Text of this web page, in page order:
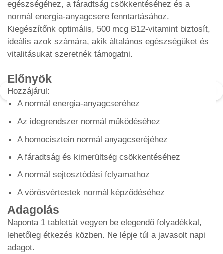
egészségéhez, a fáradtság csökkentéséhez és a
normál energia-anyagcsere fenntartásához.
Kiegészítőnk optimális, 500 mcg B12-vitamint biztosít,
ideális azok számára, akik általános egészségüket és
vitalitásukat szeretnék támogatni.
Előnyök
Hozzájárul:
A normál energia-anyagcseréhez
Az idegrendszer normál működéséhez
A homocisztein normál anyagcseréjéhez
A fáradtság és kimerültség csökkentéséhez
A normál sejtosztódási folyamathoz
A vörösvértestek normál képződéséhez
Adagolás
Naponta 1 tablettát vegyen be elegendő folyadékkal,
lehetőleg étkezés közben. Ne lépje túl a javasolt napi
adagot.